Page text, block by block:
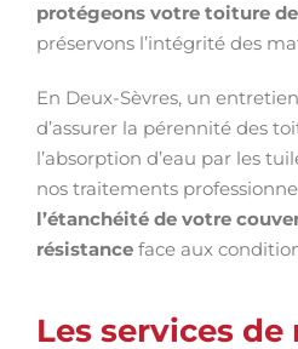
protégeons votre toiture
préservons l’intégrité des
En Deux-Sèvres, un
d’assurer la pérennité des
l’absorption d’eau par les
nos traitements
l’étanchéité de votre
résistance face aux
Les services